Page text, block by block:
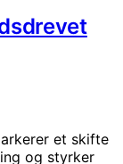
et skifte
og styrker